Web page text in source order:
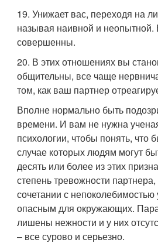
19. Унижает вас, переходя на
называя наивной и неопытной.
совершенны.
20. В этих отношениях вы
общительны, все чаще
том, как ваш партнер
Вполне нормально быть
времени. И вам не нужна
психологии, чтобы понять,
случае которых людям могут
десять или более из этих
степень тревожности
сочетании с
опасным для окружающих.
лишены нежности и у них
– все сурово и серьезно.